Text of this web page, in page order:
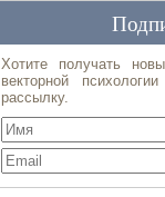
Хотите получать
векторной
рассылку.